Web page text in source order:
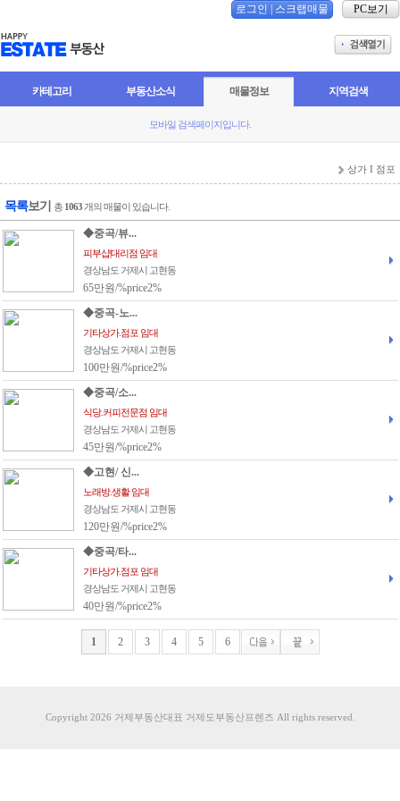
로그인 스크랩매물 PC보기
카테고리 부동산소식 매물정보 지역검색
모바일 검색페이지입니다.
상가 I 점포
목록보기 총 1063 개의 매물이 있습니다.
◆중곡/뷰...
피부샵|대리점 임대
경상남도 거제시 고현동
65만원/%price2%
◆중곡-노...
기타상가.점포 임대
경상남도 거제시 고현동
100만원/%price2%
◆중곡/소...
식당.커피전문점 임대
경상남도 거제시 고현동
45만원/%price2%
◆고현/ 신...
노래방.생활 임대
경상남도 거제시 고현동
120만원/%price2%
◆중곡/타...
기타상가.점포 임대
경상남도 거제시 고현동
40만원/%price2%
1 2 3 4 5 6
Copyright 2026 거제부동산대표 거제도부동산프렌즈 All rights reserved.